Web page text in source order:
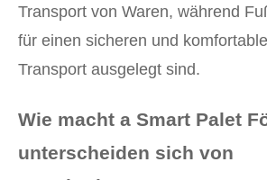
Transport von Waren, während
für einen sicheren und
Transport ausgelegt sind.
Wie macht a Smart Palet
unterscheiden sich von